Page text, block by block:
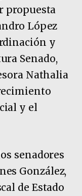
propuesta
López
y
Senado,
Nathalia
y el
senadores
González,
de Estado